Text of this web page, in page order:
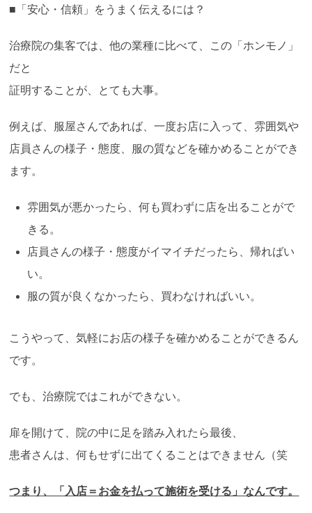
■「安心・信頼」をうまく伝えるには？
治療院の集客では、他の業種に比べて、この「ホンモノ」
だと
証明することが、とても大事。
例えば、服屋さんであれば、一度お店に入って、雰囲気や
店員さんの様子・態度、服の質などを確かめることができ
ます。
雰囲気が悪かったら、何も買わずに店を出ることがで
きる。
店員さんの様子・態度がイマイチだったら、帰ればい
い。
服の質が良くなかったら、買わなければいい。
こうやって、気軽にお店の様子を確かめることができるん
です。
でも、治療院ではこれができない。
扉を開けて、院の中に足を踏み入れたら最後、
患者さんは、何もせずに出てくることはできません（笑
つまり、「入店＝お金を払って施術を受ける」なんです。